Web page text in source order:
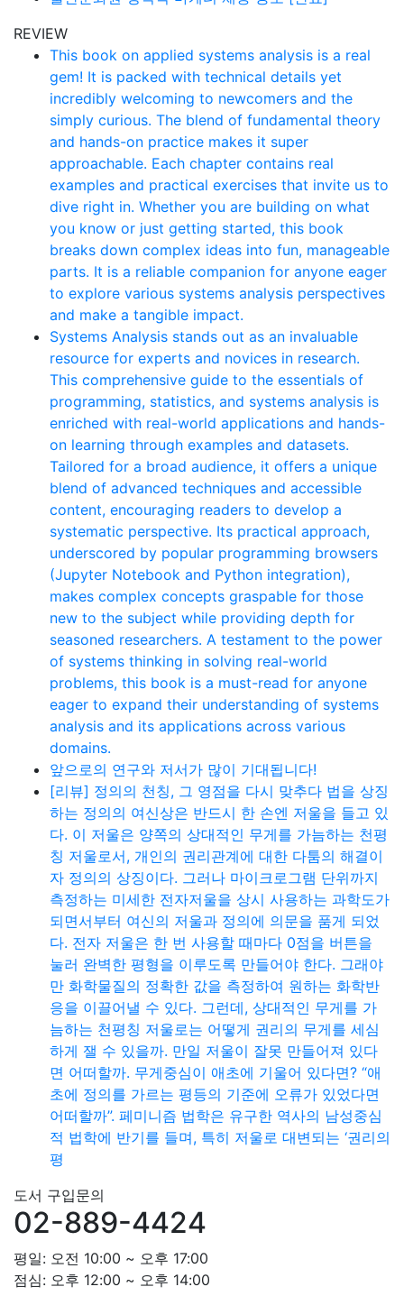
REVIEW
This book on applied systems analysis is a real
gem! It is packed with technical details yet
incredibly welcoming to newcomers and the
simply curious. The blend of fundamental theory
and hands-on practice makes it super
approachable. Each chapter contains real
examples and practical exercises that invite us to
dive right in. Whether you are building on what
you know or just getting started, this book
breaks down complex ideas into fun, manageable
parts. It is a reliable companion for anyone eager
to explore various systems analysis perspectives
and make a tangible impact.
Systems Analysis stands out as an invaluable
resource for experts and novices in research.
This comprehensive guide to the essentials of
programming, statistics, and systems analysis is
enriched with real-world applications and hands-
on learning through examples and datasets.
Tailored for a broad audience, it offers a unique
blend of advanced techniques and accessible
content, encouraging readers to develop a
systematic perspective. Its practical approach,
underscored by popular programming browsers
(Jupyter Notebook and Python integration),
makes complex concepts graspable for those
new to the subject while providing depth for
seasoned researchers. A testament to the power
of systems thinking in solving real-world
problems, this book is a must-read for anyone
eager to expand their understanding of systems
analysis and its applications across various
domains.
앞으로의 연구와 저서가 많이 기대됩니다!
[리뷰] 정의의 천칭, 그 영점을 다시 맞추다 법을 상징
하는 정의의 여신상은 반드시 한 손엔 저울을 들고 있
다. 이 저울은 양쪽의 상대적인 무게를 가늠하는 천평
칭 저울로서, 개인의 권리관계에 대한 다툼의 해결이
자 정의의 상징이다. 그러나 마이크로그램 단위까지
측정하는 미세한 전자저울을 상시 사용하는 과학도가
되면서부터 여신의 저울과 정의에 의문을 품게 되었
다. 전자 저울은 한 번 사용할 때마다 0점을 버튼을
눌러 완벽한 평형을 이루도록 만들어야 한다. 그래야
만 화학물질의 정확한 값을 측정하여 원하는 화학반
응을 이끌어낼 수 있다. 그런데, 상대적인 무게를 가
늠하는 천평칭 저울로는 어떻게 권리의 무게를 세심
하게 잴 수 있을까. 만일 저울이 잘못 만들어져 있다
면 어떠할까. 무게중심이 애초에 기울어 있다면? “애
초에 정의를 가르는 평등의 기준에 오류가 있었다면
어떠할까”. 페미니즘 법학은 유구한 역사의 남성중심
적 법학에 반기를 들며, 특히 저울로 대변되는 ‘권리의
평
도서 구입문의
02-889-4424
평일: 오전 10:00 ~ 오후 17:00
점심: 오후 12:00 ~ 오후 14:00